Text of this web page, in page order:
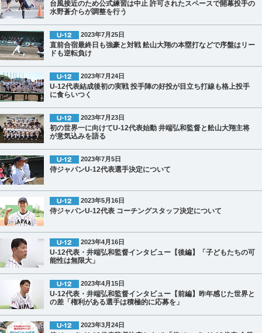
台風接近のため公式練習は中止 許可されたスペースで開幕投手の
水野蒼介らが調整を行う
2023年7月25日
直前合宿最終日も強豪と対戦 舩山大翔の本塁打などで序盤はリー
ドも逆転負け
2023年7月24日
U-12代表結成後初の実戦 投手陣の好投が目立ち打線も格上投手
に食らいつく
2023年7月23日
初の世界一に向けてU-12代表始動 井端弘和監督と舩山大翔主将
が意気込みを語る
2023年7月5日
侍ジャパンU-12代表選手決定について
2023年5月16日
侍ジャパンU-12代表 コーチングスタッフ決定について
2023年4月16日
U-12代表・井端弘和監督インタビュー【後編】「子どもたちの可
能性は無限大」
2023年4月15日
U-12代表・井端弘和監督インタビュー【前編】昨年感じた世界と
の差「権利がある選手は積極的に応募を」
2023年3月24日